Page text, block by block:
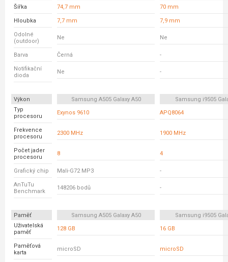
Šířka 74,7 mm 70 mm
Hloubka 7,7 mm 7,9 mm
Odolné
(outdoor)
Ne Ne
Barva Černá -
Notifikační
dioda
Ne -
Výkon Samsung A505 Galaxy A50
Samsung i9505
Typ
procesoru
Exynos 9610 APQ8064
Frekvence
procesoru
2300 MHz 1900 MHz
Počet jader
procesoru
8 4
Grafický chip Mali-G72 MP3 -
AnTuTu
Benchmark
148206 bodů -
Paměť Samsung A505 Galaxy A50
Samsung i9505
Uživatelská
paměť
128 GB 16 GB
Paměťová
karta
microSD microSD